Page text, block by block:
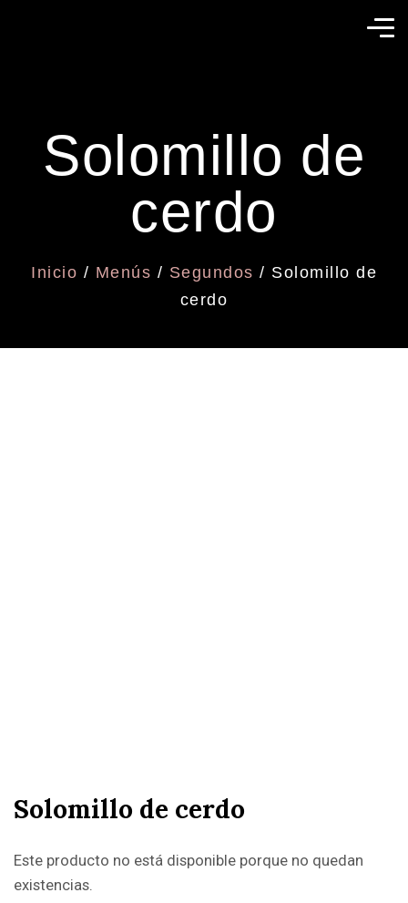
Solomillo de
cerdo
Inicio / Menús / Segundos / Solomillo de
cerdo
Solomillo de cerdo
Este producto no está disponible porque no quedan
existencias.